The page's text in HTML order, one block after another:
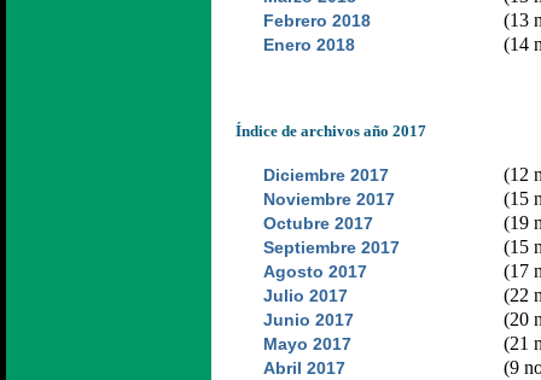
Febrero 2018 (13
Enero 2018 (14
Índice de archivos año 2017
Diciembre 2017 (12
Noviembre 2017 (15
Octubre 2017 (19
Septiembre 2017 (15
Agosto 2017 (17
Julio 2017 (22
Junio 2017 (20
Mayo 2017 (21
Abril 2017 (9